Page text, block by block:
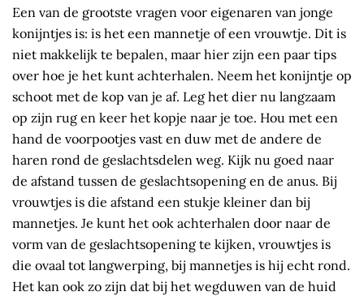
Een van de grootste vragen voor eigenaren van jonge
konijntjes is: is het een mannetje of een vrouwtje. Dit is
niet makkelijk te bepalen, maar hier zijn een paar tips
over hoe je het kunt achterhalen. Neem het konijntje op
schoot met de kop van je af. Leg het dier nu langzaam
op zijn rug en keer het kopje naar je toe. Hou met een
hand de voorpootjes vast en duw met de andere de
haren rond de geslachtsdelen weg. Kijk nu goed naar
de afstand tussen de geslachtsopening en de anus. Bij
vrouwtjes is die afstand een stukje kleiner dan bij
mannetjes. Je kunt het ook achterhalen door naar de
vorm van de geslachtsopening te kijken, vrouwtjes is
die ovaal tot langwerping, bij mannetjes is hij echt rond.
Het kan ook zo zijn dat bij het wegduwen van de huid